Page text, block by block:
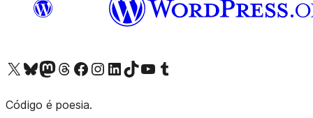
Acessar nossa conta do X (antigo Twitter)
Acessar nossa conta do Bluesky
Acessar nossa conta do Mastodon
Acessar nossa conta do Threads
Acessar nossa página do Facebook
Acessar nossa conta do Instagram
Acessar nossa conta do LinkedIn
Acessar nossa conta do TikTok
Acessar nosso canal do YouTube
Acessar nossa conta no Tumblr
Código é poesia.